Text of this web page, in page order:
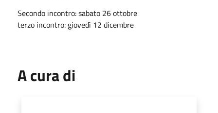
Secondo incontro: sabato 26 ottobre
terzo incontro: giovedì 12 dicembre
A cura di